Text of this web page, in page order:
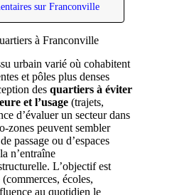
sur Franconville
à Franconville
urbain varié où cohabitent
et pôles plus denses
des quartiers à éviter
et l’usage (trajets,
d’évaluer un secteur dans
zones peuvent sembler
passage ou d’espaces
n’entraîne
L’objectif est
(commerces, écoles,
au quotidien le